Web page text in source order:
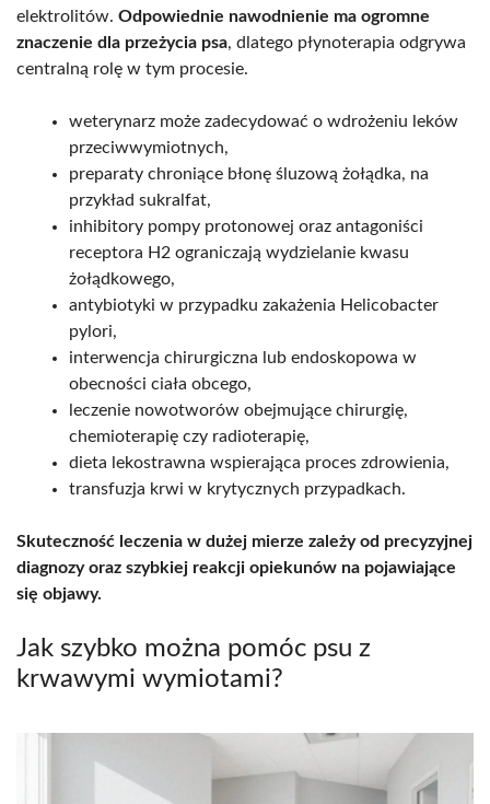
elektrolitów. Odpowiednie nawodnienie ma ogromne
znaczenie dla przeżycia psa, dlatego płynoterapia odgrywa
centralną rolę w tym procesie.
weterynarz może zadecydować o wdrożeniu leków
przeciwwymiotnych,
preparaty chroniące błonę śluzową żołądka, na
przykład sukralfat,
inhibitory pompy protonowej oraz antagoniści
receptora H2 ograniczają wydzielanie kwasu
żołądkowego,
antybiotyki w przypadku zakażenia Helicobacter
pylori,
interwencja chirurgiczna lub endoskopowa w
obecności ciała obcego,
leczenie nowotworów obejmujące chirurgię,
chemioterapię czy radioterapię,
dieta lekostrawna wspierająca proces zdrowienia,
transfuzja krwi w krytycznych przypadkach.
Skuteczność leczenia w dużej mierze zależy od precyzyjnej
diagnozy oraz szybkiej reakcji opiekunów na pojawiające
się objawy.
Jak szybko można pomóc psu z
krwawymi wymiotami?